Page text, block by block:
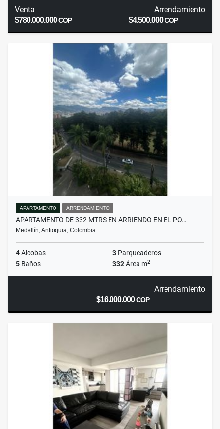
Venta
$780.000.000COP
Arrendamiento
$4.500.000COP
APARTAMENTO ARRENDAMIENTO
APARTAMENTO DE 332 MTRS EN ARRIENDO EN EL PO…
Medellín, Antioquia, Colombia
4Alcobas 3 Parqueaderos
5 Baños 332Área m2
Arrendamiento
$16.000.000COP